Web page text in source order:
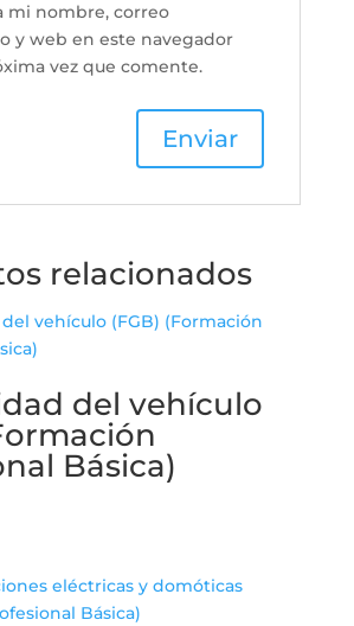
mi nombre, correo
y web en este navegador
vez que comente.
relacionados
del vehículo
Básica)